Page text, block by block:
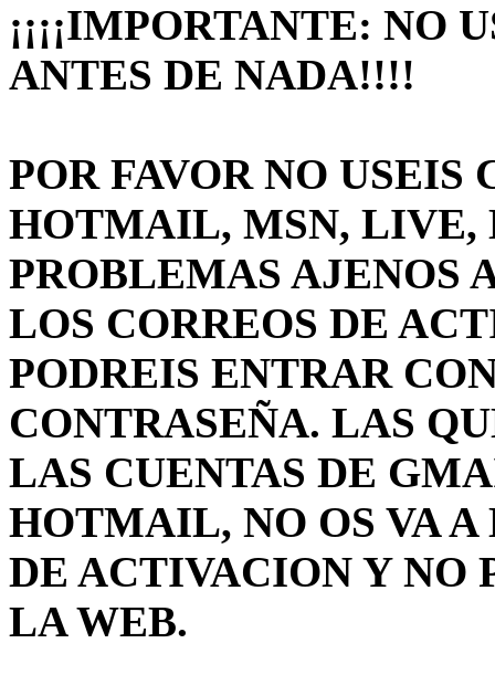
¡¡¡¡IMPORTANTE: NO
ANTES DE NADA!!!!
POR FAVOR NO USEIS
HOTMAIL, MSN, LIVE,
PROBLEMAS AJENOS
LOS CORREOS DE
PODREIS ENTRAR
CONTRASEÑA. LAS
LAS CUENTAS DE
HOTMAIL, NO OS VA
DE ACTIVACION Y NO
LA WEB.